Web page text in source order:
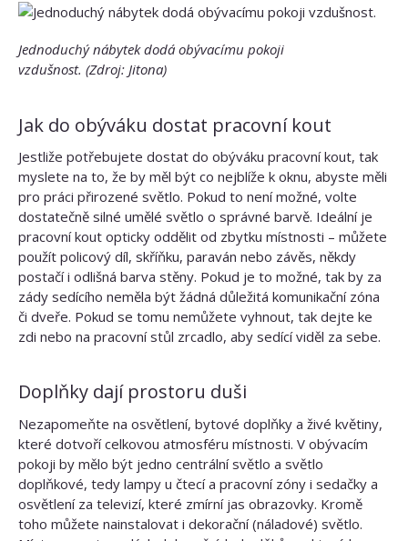
Jednoduchý nábytek dodá obývacímu pokoji
vzdušnost. (Zdroj: Jitona)
Jak do obýváku dostat pracovní kout
Jestliže potřebujete dostat do obýváku pracovní kout, tak
myslete na to, že by měl být co nejblíže k oknu, abyste měli
pro práci přirozené světlo. Pokud to není možné, volte
dostatečně silné umělé světlo o správné barvě. Ideální je
pracovní kout opticky oddělit od zbytku místnosti – můžete
použít policový díl, skříňku, paraván nebo závěs, někdy
postačí i odlišná barva stěny. Pokud je to možné, tak by za
zády sedícího neměla být žádná důležitá komunikační zóna
či dveře. Pokud se tomu nemůžete vyhnout, tak dejte ke
zdi nebo na pracovní stůl zrcadlo, aby sedící viděl za sebe.
Doplňky dají prostoru duši
Nezapomeňte na osvětlení, bytové doplňky a živé květiny,
které dotvoří celkovou atmosféru místnosti. V obývacím
pokoji by mělo být jedno centrální světlo a světlo
doplňkové, tedy lampy u čtecí a pracovní zóny i sedačky a
osvětlení za televizí, které zmírní jas obrazovky. Kromě
toho můžete nainstalovat i dekorační (náladové) světlo.